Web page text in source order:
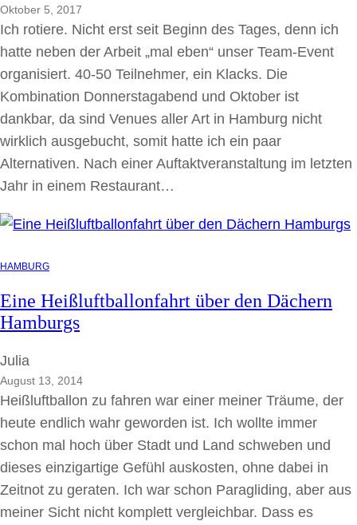
Oktober 5, 2017
Ich rotiere. Nicht erst seit Beginn des Tages, denn ich
hatte neben der Arbeit „mal eben“ unser Team-Event
organisiert. 40-50 Teilnehmer, ein Klacks. Die
Kombination Donnerstagabend und Oktober ist
dankbar, da sind Venues aller Art in Hamburg nicht
wirklich ausgebucht, somit hatte ich ein paar
Alternativen. Nach einer Auftaktveranstaltung im letzten
Jahr in einem Restaurant…
HAMBURG
Eine Heißluftballonfahrt über den Dächern
Hamburgs
Julia
August 13, 2014
Heißluftballon zu fahren war einer meiner Träume, der
heute endlich wahr geworden ist. Ich wollte immer
schon mal hoch über Stadt und Land schweben und
dieses einzigartige Gefühl auskosten, ohne dabei in
Zeitnot zu geraten. Ich war schon Paragliding, aber aus
meiner Sicht nicht komplett vergleichbar. Dass es